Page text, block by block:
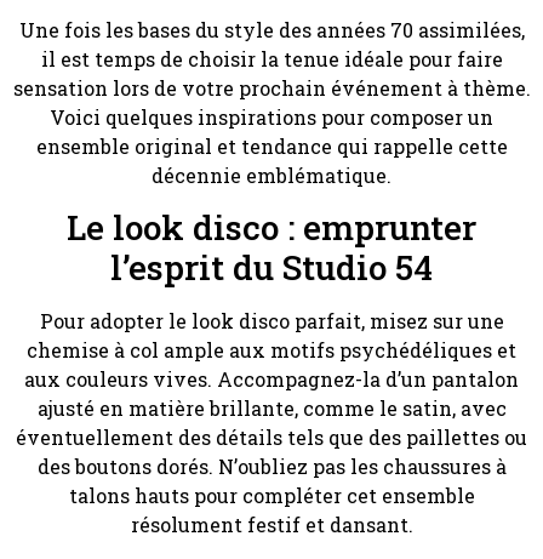
Une fois les bases du style des années 70 assimilées,
il est temps de choisir la tenue idéale pour faire
sensation lors de votre prochain événement à thème.
Voici quelques inspirations pour composer un
ensemble original et tendance qui rappelle cette
décennie emblématique.
Le look disco : emprunter
l’esprit du Studio 54
Pour adopter le look disco parfait, misez sur une
chemise à col ample aux motifs psychédéliques et
aux couleurs vives. Accompagnez-la d’un pantalon
ajusté en matière brillante, comme le satin, avec
éventuellement des détails tels que des paillettes ou
des boutons dorés. N’oubliez pas les chaussures à
talons hauts pour compléter cet ensemble
résolument festif et dansant.